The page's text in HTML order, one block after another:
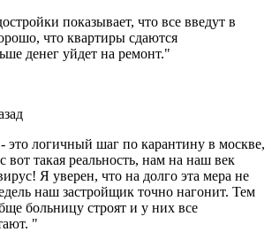
показывает, что все введут в
что квартиры сдаются
денег уйдет на ремонт."
это логичный шаг по карантину в москве,
вот такая реальность, нам на наш век
Я уверен, что на долго эта мера не
наш застройщик точно нагонит. Тем
больницу строят и у них все
"